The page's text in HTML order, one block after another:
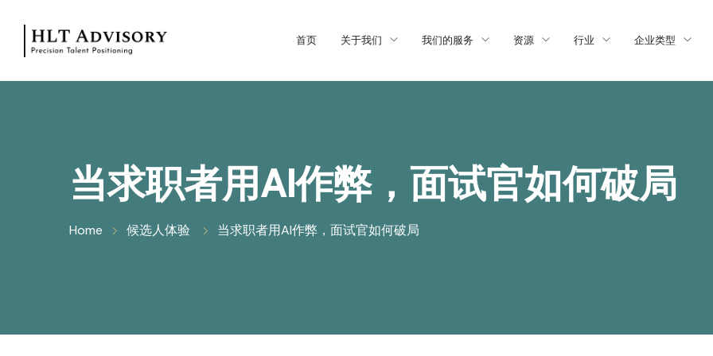
首页 关于我们 我们的服务 资源 行业 企业类型
当求职者用AI作弊，面试官如何破局
Home 候选人体验 当求职者用AI作弊，面试官如何破局